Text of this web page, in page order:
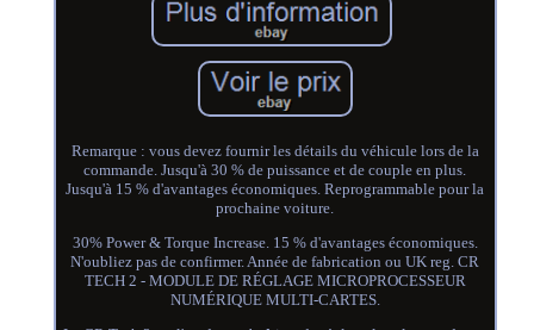
Remarque : vous devez fournir les détails du véhicule lors de la
commande. Jusqu'à 30 % de puissance et de couple en plus.
Jusqu'à 15 % d'avantages économiques. Reprogrammable pour la
prochaine voiture.
30% Power & Torque Increase. 15 % d'avantages économiques.
N'oubliez pas de confirmer. Année de fabrication ou UK reg. CR
TECH 2 - MODULE DE RÉGLAGE MICROPROCESSEUR
NUMÉRIQUE MULTI-CARTES.